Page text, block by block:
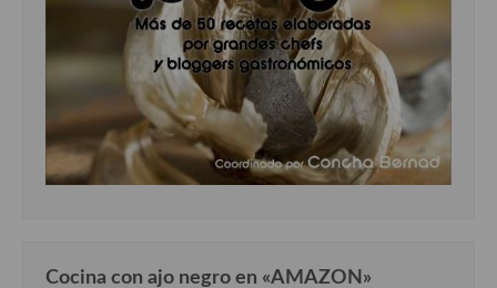
Cocina con ajo negro en «AMAZON»